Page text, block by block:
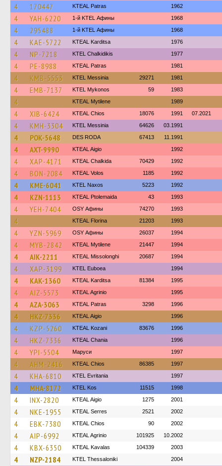
4 170447 KTEAL Patras 1962
4 YAH-6220 1-й KTEL Афины 1968
4 295488 1-й KTEL Афины 1968
4 KAE-5722 KTEAL Karditsa 1976
4 NP-7218 ΚΤΕL Chalkidikis 1977
4 PE-8988 KTEAL Patras 1981
4 KMB-5553 KTEL Messinia 29271 1981
4 EMB-7137 KTEL Mykonos 59 1983
4 KTEAL Mytilene 1989
4 XIB-6424 KTEAL Chios 18076 1991 07.2021
4 KMH-3304 KTEL Messinia 64626 03.1991
4 POK-5648 DES RODA 67413 11.1991
4 AXT-9990 KTEAL Aigio 1992
4 XAP-4171 KTEAL Chalkida 70429 1992
4 BON-2084 KTEAL Volos 1185 1992
4 KME-6041 KTEL Naxos 5223 1992
4 KZN-1113 KTEAL Ptolemaida 43 1993
4 YEH-7404 OSY Афины 74270 1993
4 KTEAL Florina 21203 1993
4 YZN-5969 OSY Афины 26037 1994
4 MYB-2842 KTEAL Mytilene 21447 1994
4 AIK-2211 KTEAL Missolonghi 20687 1994
4 XAP-3199 ΚΤΕL Euboea 1994
4 KAK-1360 KTEAL Karditsa 81384 1995
4 AIZ-5573 KTEAL Agrinio 1995
4 AZA-3063 KTEAL Patras 3298 1996
4 HKZ-7336 KTEAL Aigio 1996
4 KZP-5260 KTEAL Kozani 83676 1996
4 HKZ-7336 KTEAL Chania 1996
4 YPI-5504 Маруси 1997
4 AHM-2416 KTEAL Chios 86385 1997
4 KHA-6810 ΚΤΕL Evritania 1997
4 MHA-8172 KTEL Kos 11515 1998
4 INX-2820 KTEAL Aigio 1275 2001
4 NKE-1955 KTEAL Serres 2521 2002
4 EBK-7380 KTEAL Chios 90 2002
4 AIP-6992 KTEAL Agrinio 101925 10.2002
4 KBX-6350 KTEAL Kavalas 104339 2003
4 NZP-2184 KTEL Thessaloniki 2004